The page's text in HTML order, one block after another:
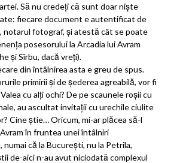
Să nu credeţi că sunt doar nişte
fiecare document e autentificat de
notarul fotograf, şi atestă cât se poate
posesorului la Arcadia lui Avram
şi Sîrbu, dacă vreţi).
din întâlnirea asta e greu de spus.
primirii şi de şederea agreabilă, vor fi
cu alţi ochi? De pe scaunele roşii cu
au ascultat invitaţii cu urechile ciulite
Cine ştie… Oricum, mi-ar plăcea să-l
în fruntea unei întâlniri
numai că la Bucureşti, nu la Petrila,
de-aici n-au avut niciodată complexul